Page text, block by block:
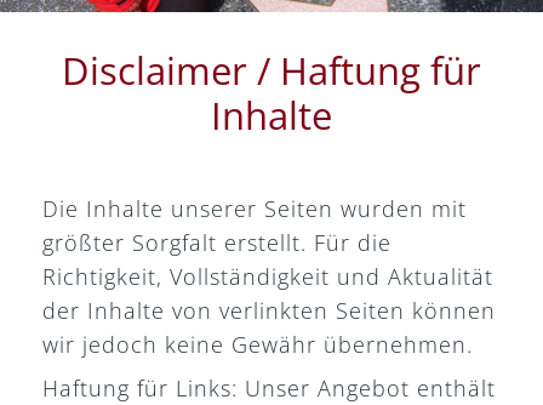
Disclaimer / Haftung für
Inhalte
Die Inhalte unserer Seiten wurden mit
größter Sorgfalt erstellt. Für die
Richtigkeit, Vollständigkeit und Aktualität
der Inhalte von verlinkten Seiten können
wir jedoch keine Gewähr übernehmen.
Haftung für Links: Unser Angebot enthält